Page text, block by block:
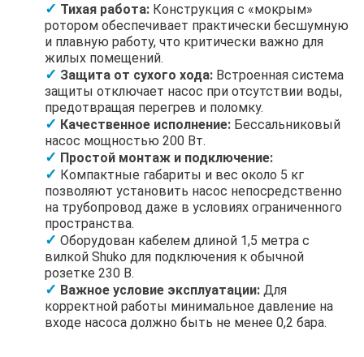
Тихая работа: Конструкция с «мокрым»
ротором обеспечивает практически бесшумную
и плавную работу, что критически важно для
жилых помещений.
Защита от сухого хода: Встроенная система
защиты отключает насос при отсутствии воды,
предотвращая перегрев и поломку.
Качественное исполнение: Бессальниковый
насос мощностью 200 Вт.
Простой монтаж и подключение:
Компактные габариты и вес около 5 кг
позволяют установить насос непосредственно
на трубопровод даже в условиях ограниченного
пространства.
Оборудован кабелем длиной 1,5 метра с
вилкой Shuko для подключения к обычной
розетке 230 В.
Важное условие эксплуатации: Для
корректной работы минимальное давление на
входе насоса должно быть не менее 0,2 бара.